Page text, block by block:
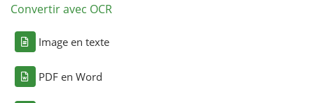
Convertir avec OCR
Image en texte
PDF en Word